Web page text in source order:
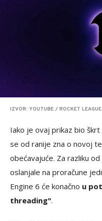
IZVOR: YOUTUBE / ROCKET LEAGUE
Iako je ovaj prikaz bio
se od ranije zna o novoj
obećavajuće. Za razliku
oslanjale na proračune
Engine 6 će konačno u
threading".